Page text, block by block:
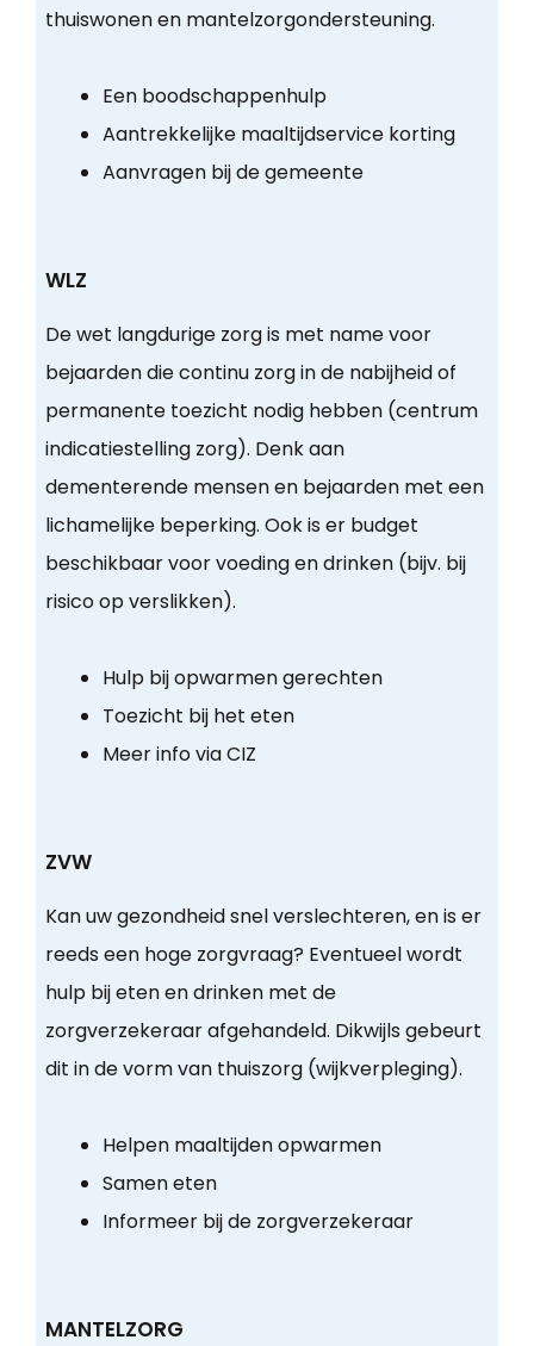
thuiswonen en mantelzorgondersteuning.
Een boodschappenhulp
Aantrekkelijke maaltijdservice korting
Aanvragen bij de gemeente
WLZ
De wet langdurige zorg is met name voor
bejaarden die continu zorg in de nabijheid of
permanente toezicht nodig hebben (centrum
indicatiestelling zorg). Denk aan
dementerende mensen en bejaarden met een
lichamelijke beperking. Ook is er budget
beschikbaar voor voeding en drinken (bijv. bij
risico op verslikken).
Hulp bij opwarmen gerechten
Toezicht bij het eten
Meer info via CIZ
ZVW
Kan uw gezondheid snel verslechteren, en is er
reeds een hoge zorgvraag? Eventueel wordt
hulp bij eten en drinken met de
zorgverzekeraar afgehandeld. Dikwijls gebeurt
dit in de vorm van thuiszorg (wijkverpleging).
Helpen maaltijden opwarmen
Samen eten
Informeer bij de zorgverzekeraar
MANTELZORG